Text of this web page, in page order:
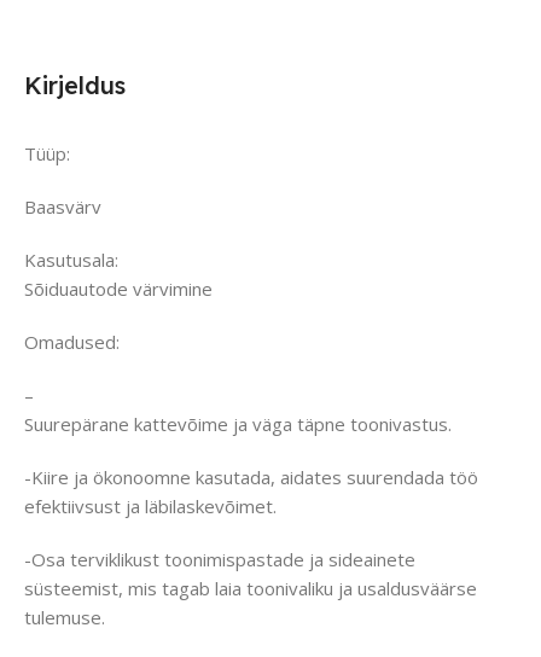
Kirjeldus
Tüüp:
Baasvärv
Kasutusala:
Sõiduautode värvimine
Omadused:
–
Suurepärane kattevõime ja väga täpne toonivastus.
-Kiire ja ökonoomne kasutada, aidates suurendada töö
efektiivsust ja läbilaskevõimet.
-Osa terviklikust toonimispastade ja sideainete
süsteemist, mis tagab laia toonivaliku ja usaldusväärse
tulemuse.